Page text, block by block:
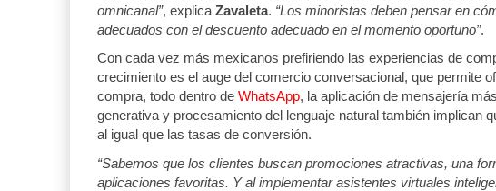
omnicanal”, explica Zavaleta. “Los minoristas deben pensar en
adecuados con el descuento adecuado en el momento oportuno”.
Con cada vez más mexicanos prefiriendo las experiencias de
crecimiento es el auge del comercio conversacional, que permite
compra, todo dentro de WhatsApp, la aplicación de mensajería
generativa y procesamiento del lenguaje natural también implican
al igual que las tasas de conversión.
“Sabemos que los clientes buscan promociones atractivas, una
aplicaciones favoritas. Y al implementar asistentes virtuales